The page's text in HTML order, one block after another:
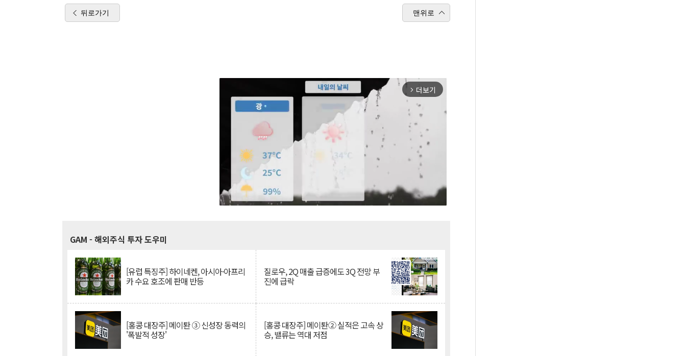
뒤로가기 맨위로
arrow_forward_ios 더보기
GAM - 해외주식 투자 도우미
[유럽 특징주] 하이네켄, 아시아·아프리
카 수요 호조에 판매 반등
질로우, 2Q 매출 급증에도 3Q 전망 부
진에 급락
[홍콩 대장주] 메이퇀 ③ 신성장 동력의
'폭발적 성장'
[홍콩 대장주] 메이퇀② 실적은 고속 상
승, 밸류는 역대 저점